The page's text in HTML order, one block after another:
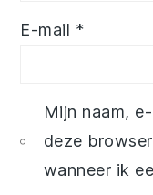
E-mail *
Mijn naam,
deze
wanneer ik